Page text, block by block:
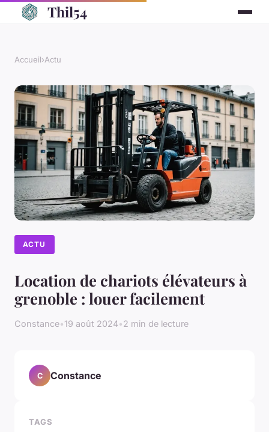
Thil54
Accueil›Actu
ACTU
Location de chariots élévateurs à
grenoble : louer facilement
Constance•19 août 2024•2 min de lecture
C Constance
TAGS